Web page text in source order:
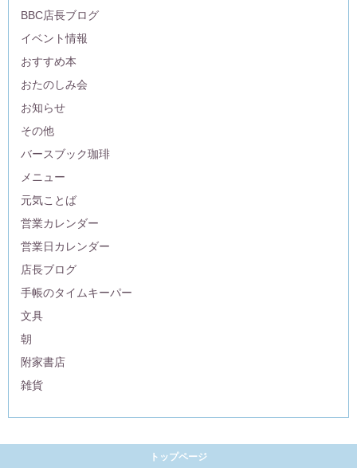
BBC店長ブログ
イベント情報
おすすめ本
おたのしみ会
お知らせ
その他
バースブック珈琲
メニュー
元気ことば
営業カレンダー
営業日カレンダー
店長ブログ
手帳のタイムキーパー
文具
朝
附家書店
雑貨
トップページ